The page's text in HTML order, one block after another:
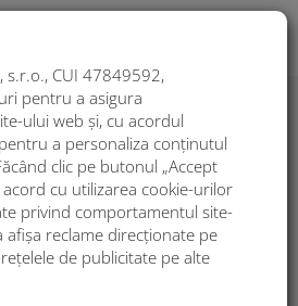
s.r.o., CUI 47849592,
pentru a asigura
ului web și, cu acordul
a personaliza conținutul
clic pe butonul „Accept
cu utilizarea cookie-urilor
privind comportamentul site-
reclame direcționate pe
de publicitate pe alte